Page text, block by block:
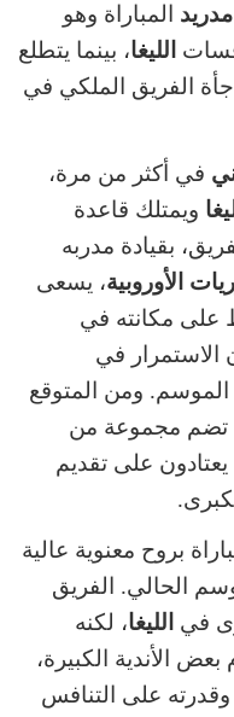
المباراة وهو
الليغا، بينما يتطلع
الفريق الملكي في
في أكثر من مرة،
ويمتلك قاعدة
بقيادة مدربه
الأوروبية، يسعى
على مكانته في
الاستمرار في
الموسم. ومن المتوقع
تضم مجموعة من
يعتادون على تقديم
بروح معنوية عالية
الحالي. الفريق
في الليغا، لكنه
بعض الأندية الكبيرة،
على التنافس